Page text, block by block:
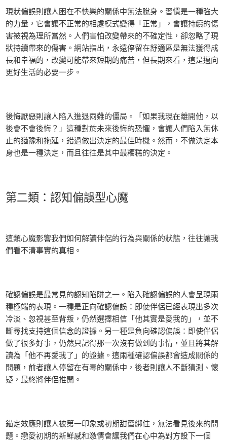
現狀偏誤則讓人困在不快樂的關係中無法脫身。習慣是一種強大
的力量，它會讓不正常的相處模式變得「正常」，會讓持續的傷
害被視為理所當然。人們害怕改變帶來的不確定性，卻忽略了現
狀持續帶來的傷害。網站指出，永遠停留在舒適區是無法獲得成
長和幸福的，改變可能帶來短期的痛苦，但長期來看，這是邁向
更好生活的必要一步。
後悔厭惡則讓人陷入進退兩難的僵局。「如果我現在離開他，以
後會不會後悔？」這種對於未來後悔的恐懼，會讓人們陷入無休
止的猶豫和拖延，錯過做出決定的最佳時機。然而，不做決定本
身也是一種決定，而且往往是其中最糟糕的決定。
第二類：認知偏誤型心魔
這類心魔影響我們如何解讀伴侶的行為與關係的狀態，往往讓我
們看不清事實的真相。
確認偏誤是最常見的認知陷阱之一。陷入確認偏誤的人會呈現兩
種極端的表現。一種是正向確認偏誤：即使伴侶已經表現出多次
冷淡、忽視甚至背叛，仍然選擇相信「他其實是愛我的」，並不
斷尋找支持這個信念的證據。另一種是負向確認偏誤：即使伴侶
做了很多好事，仍然只記得那一次沒有做到的事情，並且將其解
讀為「他不再愛我了」的證據。這兩種確認偏誤都會造成關係的
問題，前者讓人停留在有毒的關係中，後者則讓人不斷猜測、懷
疑，最終將伴侶推開。
錨定效應則讓人被第一印象或初期甜蜜綁住，無法看見後來的問
題。戀愛初期的新鮮感和激情會讓我們在心中為對方設下一個